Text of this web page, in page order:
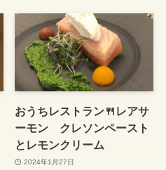
おうちレストラン🍴レアサ
ーモン クレソンペースト
とレモンクリーム
2024年1月27日